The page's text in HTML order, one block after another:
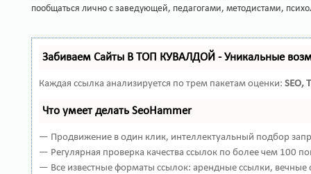
пообщаться лично с заведующей, педагогами, методистами,
Забиваем Сайты В ТОП КУВАЛДОЙ - Уникальные
Каждая ссылка анализируется по трем пакетам оценки: SEO,
Что умеет делать SeoHammer
— Продвижение в один клик, интеллектуальный подбор
— Регулярная проверка качества ссылок по более чем 100
— Все известные форматы ссылок: арендные ссылки,